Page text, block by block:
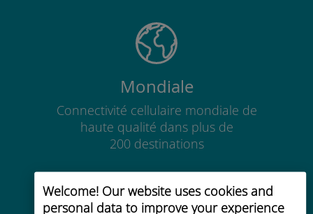
Welcome! Our website uses cookies and
personal data to improve your experience
Mondiale
Connectivité cellulaire mondiale de
haute qualité dans plus de
200 destinations